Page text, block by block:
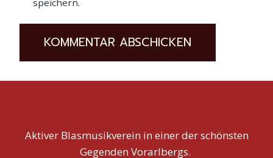
Aktiver Blasmusikverein in einer der schönsten
Gegenden Vorarlbergs.